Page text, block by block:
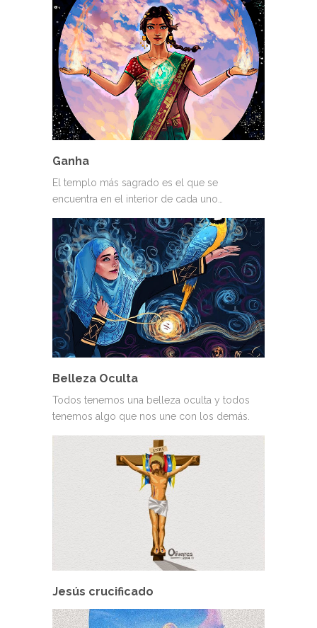
Ganha
El templo más sagrado es el que se
encuentra en el interior de cada uno…
Belleza Oculta
Todos tenemos una belleza oculta y todos
tenemos algo que nos une con los demás.
Jesús crucificado